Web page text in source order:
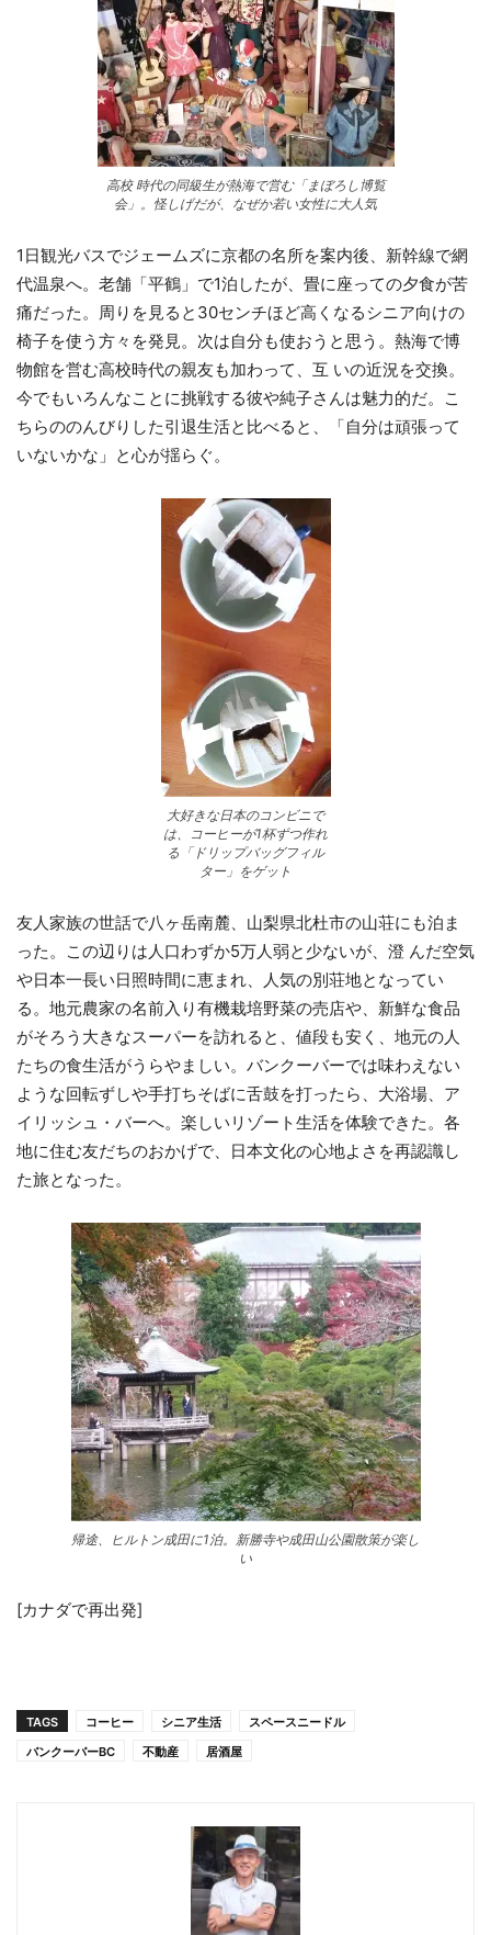
高校 時代の同級生が熱海で営む「まぼろし博覧
会」。怪しげだが、なぜか若い女性に大人気
1日観光バスでジェームズに京都の名所を案内後、新幹線で網
代温泉へ。老舗「平鶴」で1泊したが、畳に座っての夕食が苦
痛だった。周りを見ると30センチほど高くなるシニア向けの
椅子を使う方々を発見。次は自分も使おうと思う。熱海で博
物館を営む高校時代の親友も加わって、互 いの近況を交換。
今でもいろんなことに挑戦する彼や純子さんは魅力的だ。こ
ちらののんびりした引退生活と比べると、「自分は頑張って
いないかな」と心が揺らぐ。
大好きな日本のコンビニで
は、コーヒーが1杯ずつ作れ
る「ドリップバッグフィル
ター」をゲット
友人家族の世話で八ヶ岳南麓、山梨県北杜市の山荘にも泊ま
った。この辺りは人口わずか5万人弱と少ないが、澄 んだ空気
や日本一長い日照時間に恵まれ、人気の別荘地となってい
る。地元農家の名前入り有機栽培野菜の売店や、新鮮な食品
がそろう大きなスーパーを訪れると、値段も安く、地元の人
たちの食生活がうらやましい。バンクーバーでは味わえない
ような回転ずしや手打ちそばに舌鼓を打ったら、大浴場、ア
イリッシュ・バーへ。楽しいリゾート生活を体験できた。各
地に住む友だちのおかげで、日本文化の心地よさを再認識し
た旅となった。
帰途、ヒルトン成田に1泊。新勝寺や成田山公園散策が楽し
い
[カナダで再出発]
TAGS コーヒー シニア生活
スペースニードル
バンクーバーBC
不動産 居酒屋